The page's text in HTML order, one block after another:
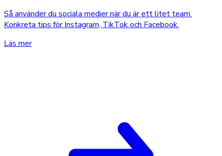
Så använder du sociala medier när du är ett litet team.
Konkreta tips för Instagram, TikTok och Facebook.
Läs mer